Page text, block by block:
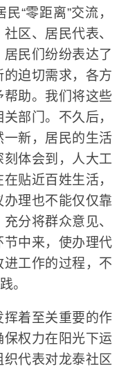
“零距离”交流，
区、居民代表、
民们纷纷表达了
迫切需求，各方
助。我们将这些
部门。不久后，
新，居民的生活
体会到，人大工
贴近百姓生活，
理也不能仅仅靠
分将群众意见、
中来，使办理代
工作的过程，不
。
着至关重要的作
权力在阳光下运
代表对龙泰社区